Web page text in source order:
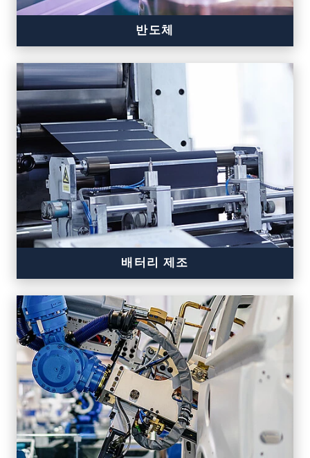
반도체
USP 레이저 기술
고온 진공 솔더링
고정밀 제조
배터리 제조
고온 환경에서도 고정밀 측정
드레그 체인 호환형 센서
패시브 (Passive)센서 – 폭발 위험이 있는 환경
에서도 사용 가능